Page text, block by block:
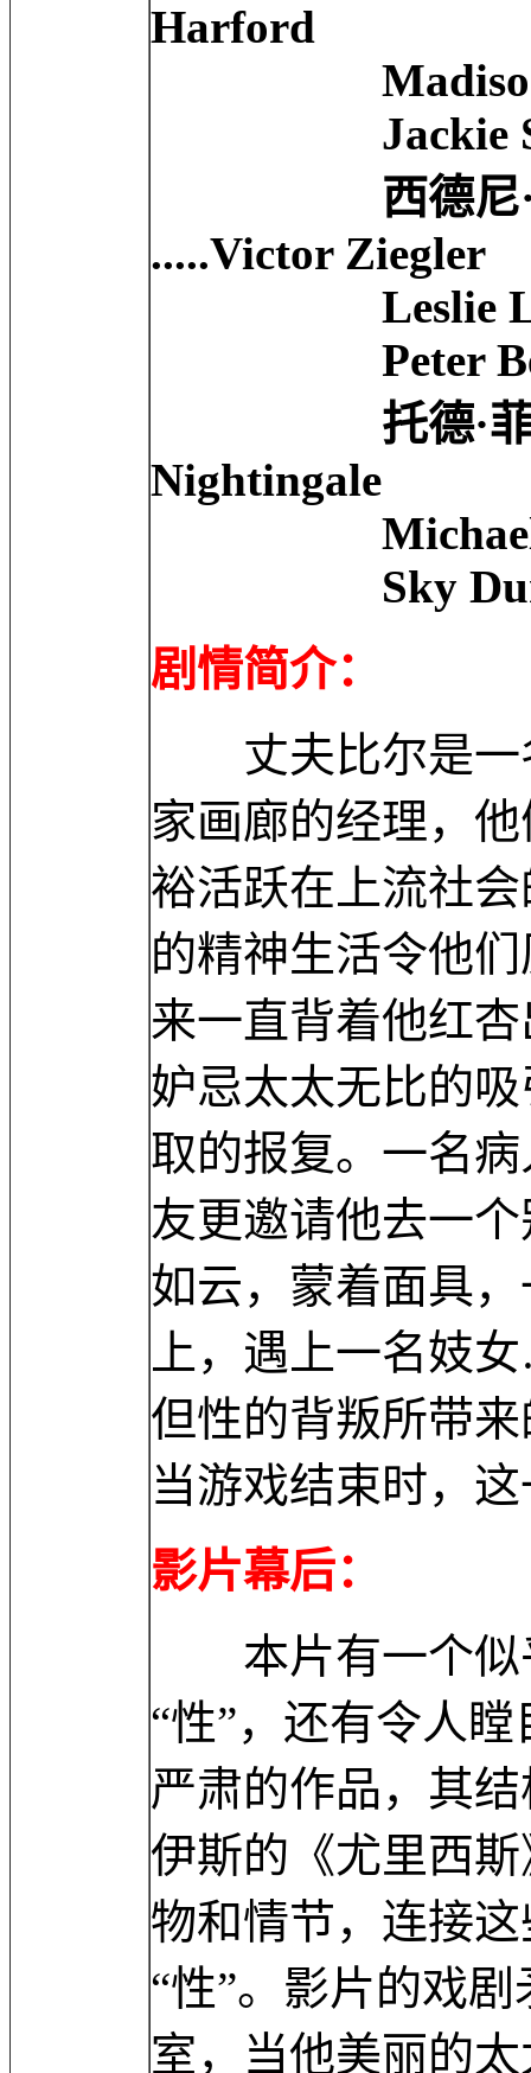
Harford
Madison
Jackie
西德尼·波拉
.....Victor Ziegler
Leslie Lowe
Peter
托德·菲尔德
Nightingale
Michael
Sky Dumont
剧情简介：
丈夫比尔是一
家画廊的经理，
裕活跃在上流社
的精神生活令他
来一直背着他红
妒忌太太无比的
取的报复。一名
友更邀请他去一
如云，蒙着面具
上，遇上一名妓
但性的背叛所带
当游戏结束时，
影片幕后：
本片有一个似
“性”，还有令人
严肃的作品，其
伊斯的《尤里西
物和情节，连接
“性”。影片的戏
室，当他美丽的